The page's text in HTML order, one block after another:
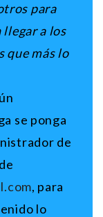
para
a los
que más lo
se ponga
de
, para
lo